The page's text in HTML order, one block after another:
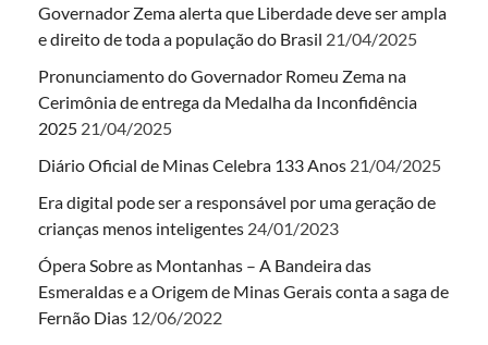
Governador Zema alerta que Liberdade deve ser ampla
e direito de toda a população do Brasil 21/04/2025
Pronunciamento do Governador Romeu Zema na
Cerimônia de entrega da Medalha da Inconfidência
2025 21/04/2025
Diário Oficial de Minas Celebra 133 Anos 21/04/2025
Era digital pode ser a responsável por uma geração de
crianças menos inteligentes 24/01/2023
Ópera Sobre as Montanhas – A Bandeira das
Esmeraldas e a Origem de Minas Gerais conta a saga de
Fernão Dias 12/06/2022